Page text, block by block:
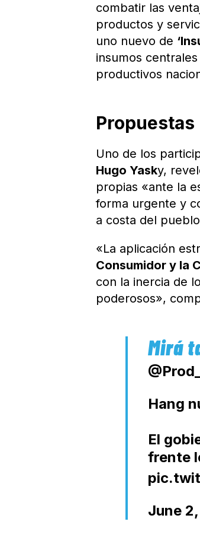
combatir las
productos y
uno nuevo de
insumos
productivos
Propuestas
Uno de los
Hugo Yasky,
propias «ante la
forma urgente y
a costa del
«La aplicación
Consumidor y la
con la inercia de
poderosos»,
Hang
El
frente
June